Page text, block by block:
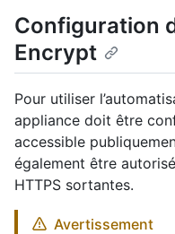
Configuration
Encrypt
Pour utiliser
appliance doit être
accessible
également être
HTTPS sortantes.
Avertissement